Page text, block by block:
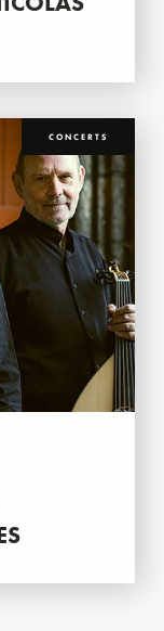
CONCERTS